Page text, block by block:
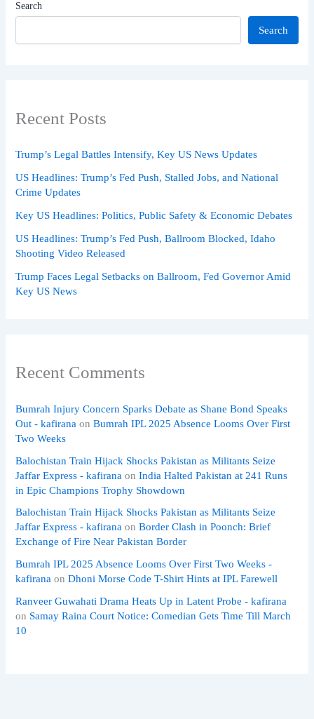
Search
Search
Recent Posts
Trump’s Legal Battles Intensify, Key US News Updates
US Headlines: Trump’s Fed Push, Stalled Jobs, and National
Crime Updates
Key US Headlines: Politics, Public Safety & Economic Debates
US Headlines: Trump’s Fed Push, Ballroom Blocked, Idaho
Shooting Video Released
Trump Faces Legal Setbacks on Ballroom, Fed Governor Amid
Key US News
Recent Comments
Bumrah Injury Concern Sparks Debate as Shane Bond Speaks
Out - kafirana onBumrah IPL 2025 Absence Looms Over First
Two Weeks
Balochistan Train Hijack Shocks Pakistan as Militants Seize
Jaffar Express - kafirana onIndia Halted Pakistan at 241 Runs
in Epic Champions Trophy Showdown
Balochistan Train Hijack Shocks Pakistan as Militants Seize
Jaffar Express - kafirana onBorder Clash in Poonch: Brief
Exchange of Fire Near Pakistan Border
Bumrah IPL 2025 Absence Looms Over First Two Weeks -
kafirana onDhoni Morse Code T-Shirt Hints at IPL Farewell
Ranveer Guwahati Drama Heats Up in Latent Probe - kafirana
on Samay Raina Court Notice: Comedian Gets Time Till March
10